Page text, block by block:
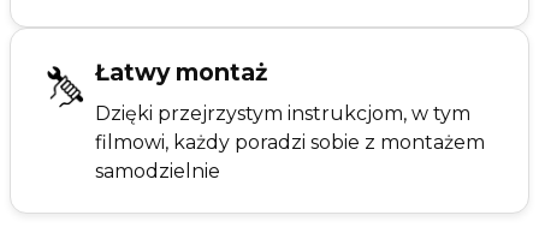
Łatwy montaż
Dzięki przejrzystym instrukcjom, w tym
filmowi, każdy poradzi sobie z montażem
samodzielnie